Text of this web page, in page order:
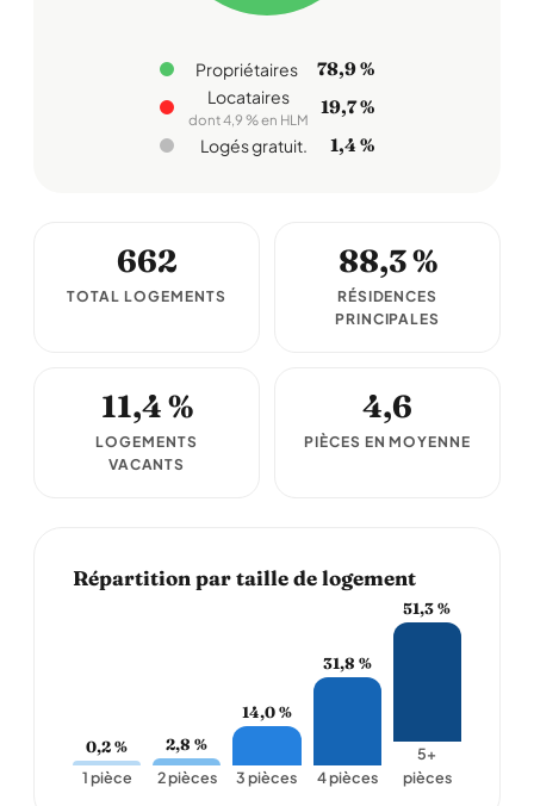
Propriétaires 78,9 %
Locataires
dont 4,9 % en HLM
19,7 %
Logés gratuit. 1,4 %
662
TOTAL LOGEMENTS
88,3 %
RÉSIDENCES
PRINCIPALES
11,4 %
LOGEMENTS
VACANTS
4,6
PIÈCES EN MOYENNE
Répartition par taille de logement
0,2 %
1 pièce
2,8 %
2 pièces
14,0 %
3 pièces
31,8 %
4 pièces
51,3 %
5+
pièces